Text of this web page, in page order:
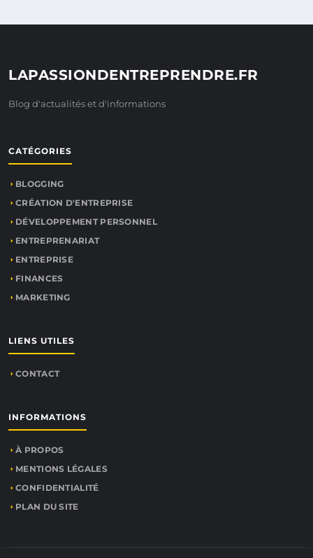
LAPASSIONDENTREPRENDRE.FR
Blog d'actualités et d'informations
CATÉGORIES
BLOGGING
CRÉATION D'ENTREPRISE
DÉVELOPPEMENT PERSONNEL
ENTREPRENARIAT
ENTREPRISE
FINANCES
MARKETING
LIENS UTILES
CONTACT
INFORMATIONS
À PROPOS
MENTIONS LÉGALES
CONFIDENTIALITÉ
PLAN DU SITE